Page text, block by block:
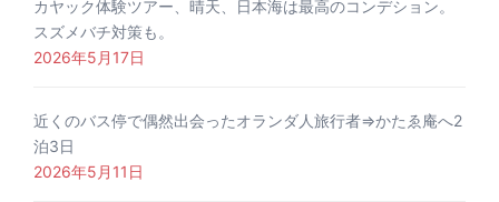
カヤック体験ツアー、晴天、日本海は最高のコンデション。
スズメバチ対策も。
2026年5月17日
近くのバス停で偶然出会ったオランダ人旅行者⇒かたゑ庵へ2
泊3日
2026年5月11日